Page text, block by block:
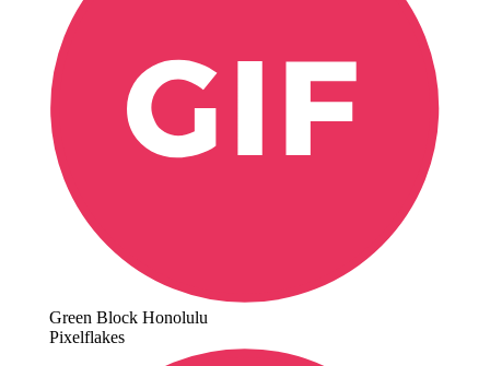
Green Block Honolulu
Pixelflakes